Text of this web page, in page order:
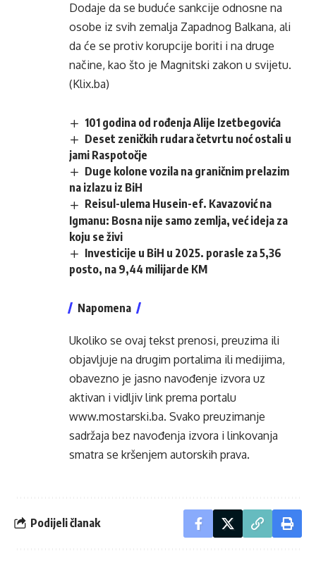
Dodaje da se buduće sankcije odnosne na
osobe iz svih zemalja Zapadnog Balkana, ali
da će se protiv korupcije boriti i na druge
načine, kao što je Magnitski zakon u svijetu.
(Klix.ba)
101 godina od rođenja Alije Izetbegovića
Deset zeničkih rudara četvrtu noć ostali u
jami Raspotočje
Duge kolone vozila na graničnim prelazim
na izlazu iz BiH
Reisul-ulema Husein-ef. Kavazović na
Igmanu: Bosna nije samo zemlja, već ideja za
koju se živi
Investicije u BiH u 2025. porasle za 5,36
posto, na 9,44 milijarde KM
Napomena
Ukoliko se ovaj tekst prenosi, preuzima ili
objavljuje na drugim portalima ili medijima,
obavezno je jasno navođenje izvora uz
aktivan i vidljiv link prema portalu
www.mostarski.ba. Svako preuzimanje
sadržaja bez navođenja izvora i linkovanja
smatra se kršenjem autorskih prava.
Podijeli članak